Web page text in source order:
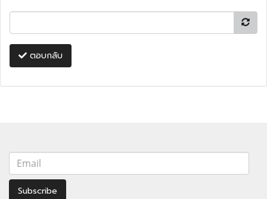
ตอบกลับ
Subscribe